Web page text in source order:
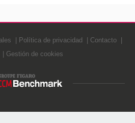
Política de privacidad
Contacto
Gestión de cookies